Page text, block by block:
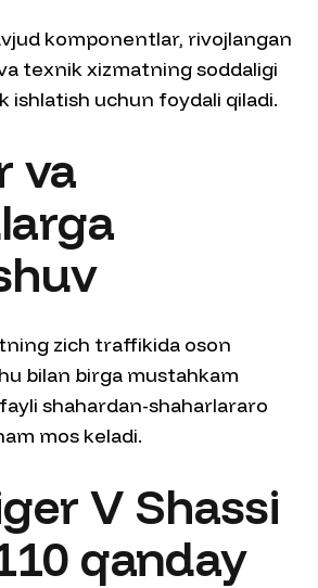
komponentlar, rivojlangan
texnik xizmatning soddaligi
ishlatish uchun foydali qiladi.
va
zich traffikida oson
bilan birga mustahkam
shahardan-shaharlararo
mos keladi.
V Shassi
qanday